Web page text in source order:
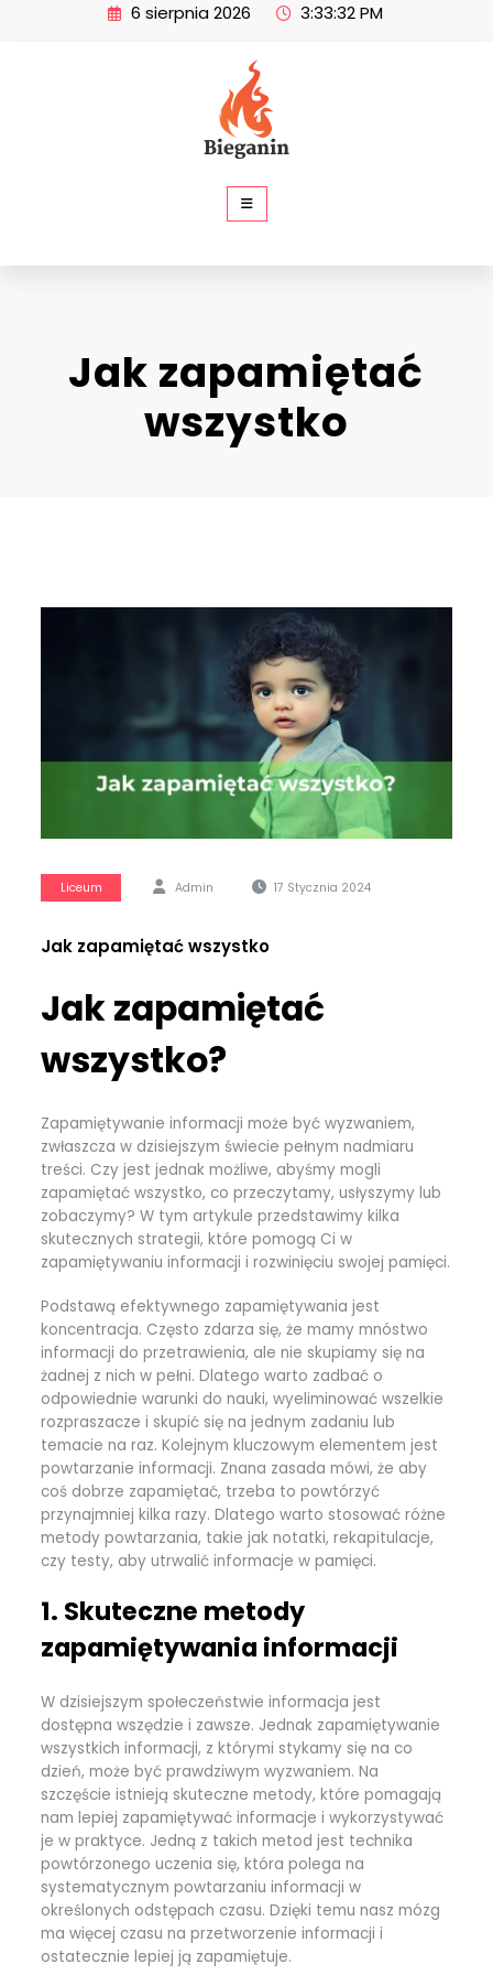
6 sierpnia 2026 3:33:33 PM
Jak zapamiętać
wszystko
Liceum Admin 17 Stycznia 2024
Jak zapamiętać wszystko
Jak zapamiętać
wszystko?
Zapamiętywanie informacji może być wyzwaniem,
zwłaszcza w dzisiejszym świecie pełnym nadmiaru
treści. Czy jest jednak możliwe, abyśmy mogli
zapamiętać wszystko, co przeczytamy, usłyszymy lub
zobaczymy? W tym artykule przedstawimy kilka
skutecznych strategii, które pomogą Ci w
zapamiętywaniu informacji i rozwinięciu swojej pamięci.
Podstawą efektywnego zapamiętywania jest
koncentracja. Często zdarza się, że mamy mnóstwo
informacji do przetrawienia, ale nie skupiamy się na
żadnej z nich w pełni. Dlatego warto zadbać o
odpowiednie warunki do nauki, wyeliminować wszelkie
rozpraszacze i skupić się na jednym zadaniu lub
temacie na raz. Kolejnym kluczowym elementem jest
powtarzanie informacji. Znana zasada mówi, że aby
coś dobrze zapamiętać, trzeba to powtórzyć
przynajmniej kilka razy. Dlatego warto stosować różne
metody powtarzania, takie jak notatki, rekapitulacje,
czy testy, aby utrwalić informacje w pamięci.
1. Skuteczne metody
zapamiętywania informacji
W dzisiejszym społeczeństwie informacja jest
dostępna wszędzie i zawsze. Jednak zapamiętywanie
wszystkich informacji, z którymi stykamy się na co
dzień, może być prawdziwym wyzwaniem. Na
szczęście istnieją skuteczne metody, które pomagają
nam lepiej zapamiętywać informacje i wykorzystywać
je w praktyce. Jedną z takich metod jest technika
powtórzonego uczenia się, która polega na
systematycznym powtarzaniu informacji w
określonych odstępach czasu. Dzięki temu nasz mózg
ma więcej czasu na przetworzenie informacji i
ostatecznie lepiej ją zapamiętuje.